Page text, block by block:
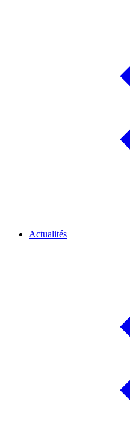
Actualités